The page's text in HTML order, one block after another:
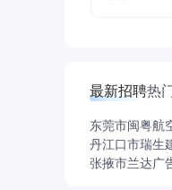
最新招聘热
东莞市闽粤航
丹江口市瑞生
张掖市兰达广